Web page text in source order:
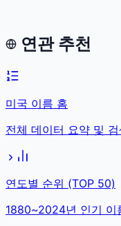
연관 추천
미국 이름 홈
전체 데이터 요약 및 검
연도별 순위 (TOP 50)
1880~2024년 인기 이